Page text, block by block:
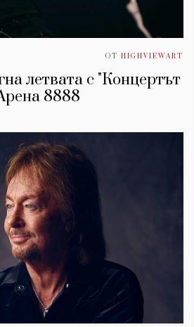
ОТ HIGHVIEWART
летвата с "Концертът
8888